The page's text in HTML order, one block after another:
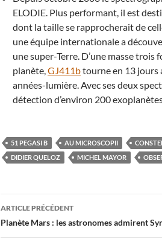
ELODIE. Plus performant, il est
dont la taille se rapprocherait de
une équipe internationale a
une super-Terre. D’une masse trois
planète,GJ411btourne en 13 jours
années-lumière. Avec ses deux
détection d’environ 200
51 PEGASI B AU MICROSCOPII
DIDIER QUELOZ
MICHEL MAYOR
Navigation
des
ARTICLE PRÉCÉDENT
Planète Mars : les astronomes admirent